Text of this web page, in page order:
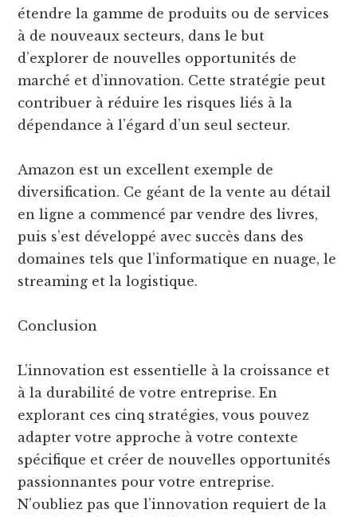
étendre la gamme de produits ou de services
à de nouveaux secteurs, dans le but
d’explorer de nouvelles opportunités de
marché et d’innovation. Cette stratégie peut
contribuer à réduire les risques liés à la
dépendance à l’égard d’un seul secteur.
Amazon est un excellent exemple de
diversification. Ce géant de la vente au détail
en ligne a commencé par vendre des livres,
puis s’est développé avec succès dans des
domaines tels que l’informatique en nuage, le
streaming et la logistique.
Conclusion
L’innovation est essentielle à la croissance et
à la durabilité de votre entreprise. En
explorant ces cinq stratégies, vous pouvez
adapter votre approche à votre contexte
spécifique et créer de nouvelles opportunités
passionnantes pour votre entreprise.
N’oubliez pas que l’innovation requiert de la